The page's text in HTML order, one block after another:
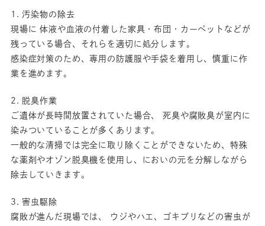
1. 汚染物の除去
現場に 体液や血液の付着した家具・布団・カーペットなどが
残っている場合、それらを適切に処分します。
感染症対策のため、専用の防護服や手袋を着用し、慎重に作
業を進めます。
2. 脱臭作業
ご遺体が長時間放置されていた場合、 死臭や腐敗臭が室内に
染みついていることが多くあります。
一般的な清掃では完全に取り除くことができないため、特殊
な薬剤やオゾン脱臭機を使用し、においの元を分解しながら
除去していきます。
3. 害虫駆除
腐敗が進んだ現場では、 ウジやハエ、ゴキブリなどの害虫が